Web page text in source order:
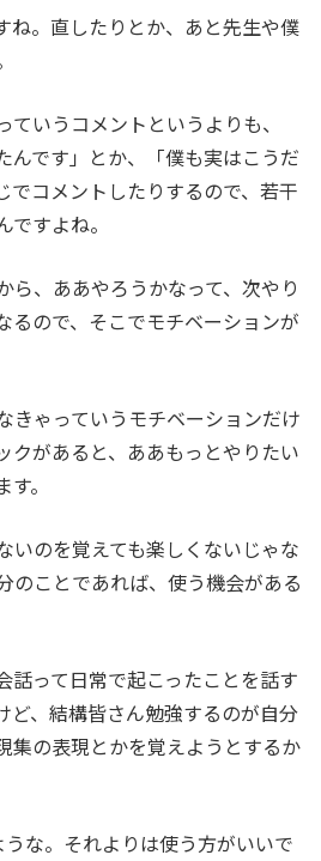
ね。直したりとか、あと先生や僕
ていうコメントというよりも、
んです」とか、「僕も実はこうだ
でコメントしたりするので、若干
すよね。
ら、ああやろうかなって、次やり
るので、そこでモチベーションが
きゃっていうモチベーションだけ
クがあると、ああもっとやりたい
。
いのを覚えても楽しくないじゃな
のことであれば、使う機会がある
話って日常で起こったことを話す
ど、結構皆さん勉強するのが自分
集の表現とかを覚えようとするか
な。それよりは使う方がいいで